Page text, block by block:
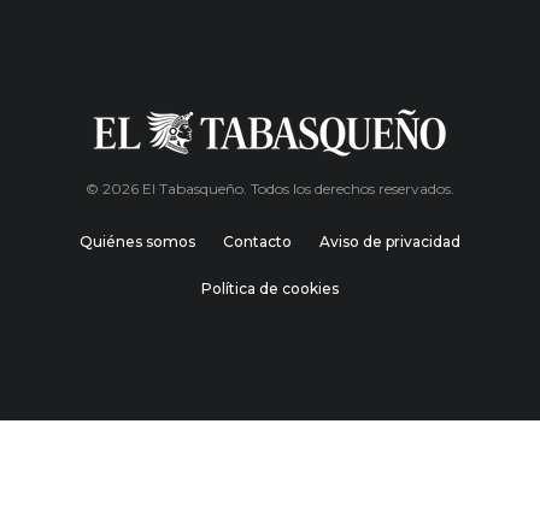
© 2026 El Tabasqueño. Todos los derechos reservados.
Quiénes somos Contacto Aviso de privacidad
Política de cookies